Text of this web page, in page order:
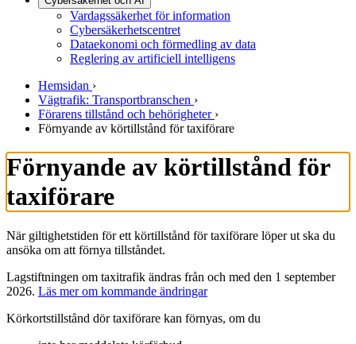
Vardagssäkerhet för information
Cybersäkerhetscentret
Dataekonomi och förmedling av data
Reglering av artificiell intelligens
Hemsidan ›
Vägtrafik: Transportbranschen ›
Förarens tillstånd och behörigheter ›
Förnyande av körtillstånd för taxiförare
Förnyande av körtillstånd för
taxiförare
När giltighetstiden för ett körtillstånd för taxiförare löper ut ska du
ansöka om att förnya tillståndet.
Lagstiftningen om taxitrafik ändras från och med den 1 september
2026. Läs mer om kommande ändringar
Körkortstillstånd dör taxiförare kan förnyas, om du